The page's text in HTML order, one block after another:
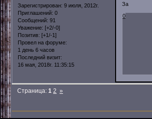
Зарегистрирован: 9 июля, 2012г.
Приглашений: 0
Сообщений: 91
Уважение: [+2/-0]
Позитив: [+1/-1]
Провел на форуме:
1 день 6 часов
Последний визит:
16 мая, 2018г. 11:35:15
За
0
Страница:1 2 »